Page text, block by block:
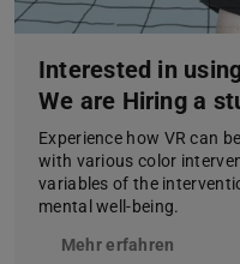
Interested in
We are Hiring a
Experience how VR can
with various color
variables of the
mental well-being.
Mehr erfahren